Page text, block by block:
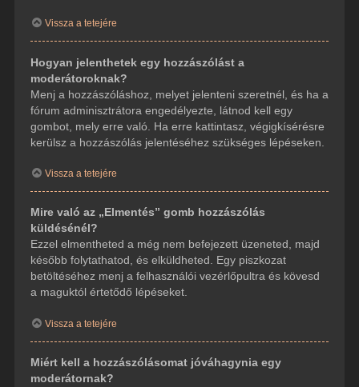
Vissza a tetejére
Hogyan jelenthetek egy hozzászólást a
moderátoroknak?
Menj a hozzászóláshoz, melyet jelenteni szeretnél, és ha a
fórum adminisztrátora engedélyezte, látnod kell egy
gombot, mely erre való. Ha erre kattintasz, végigkísérésre
kerülsz a hozzászólás jelentéséhez szükséges lépéseken.
Vissza a tetejére
Mire való az „Elmentés” gomb hozzászólás
küldésénél?
Ezzel elmentheted a még nem befejezett üzeneted, majd
később folytathatod, és elküldheted. Egy piszkozat
betöltéséhez menj a felhasználói vezérlőpultra és kövesd
a maguktól értetődő lépéseket.
Vissza a tetejére
Miért kell a hozzászólásomat jóváhagynia egy
moderátornak?